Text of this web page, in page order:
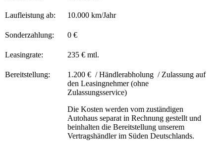
Laufleistung ab: 10.000 km/Jahr
Sonderzahlung: 0 €
Leasingrate: 235 € mtl.
Bereitstellung:
1.200 € / Händlerabholung / Zulassung auf
den Leasingnehmer (ohne
Zulassungsservice)
Die Kosten werden vom zuständigen
Autohaus separat in Rechnung gestellt und
beinhalten die Bereitstellung unserem
Vertragshändler im Süden Deutschlands.